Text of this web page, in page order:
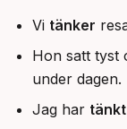
Vi tänker
Hon satt tyst
under dagen.
Jag har tänkt